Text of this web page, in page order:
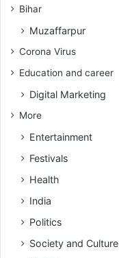
Bihar
Muzaffarpur
Corona Virus
Education and career
Digital Marketing
More
Entertainment
Festivals
Health
India
Politics
Society and Culture